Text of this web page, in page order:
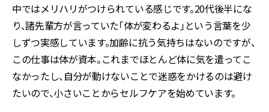
中ではメリハリがつけられている感じです。20代後半にな
り、諸先輩方が言っていた「体が変わるよ」という言葉を少
しずつ実感しています。加齢に抗う気持ちはないのですが、
この仕事は体が資本。これまでほとんど体に気を遣ってこ
なかったし、自分が動けないことで迷惑をかけるのは避け
たいので、小さいことからセルフケアを始めています。